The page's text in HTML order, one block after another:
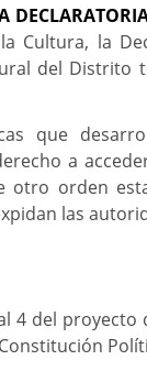
Cultura, la
del Distrito
que
a
otro orden
las
4 del proyecto